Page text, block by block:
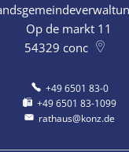
Op de markt 11
54329 conc
+49 6501 83-0
+49 6501 83-1099
rathaus@konz.de